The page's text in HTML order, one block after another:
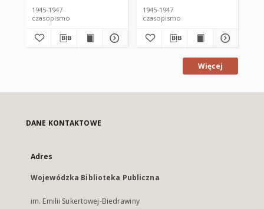
1945-1947
czasopismo
1945-1947
czasopismo
Więcej
DANE KONTAKTOWE
Adres
Wojewódzka Biblioteka Publiczna
im. Emilii Sukertowej-Biedrawiny